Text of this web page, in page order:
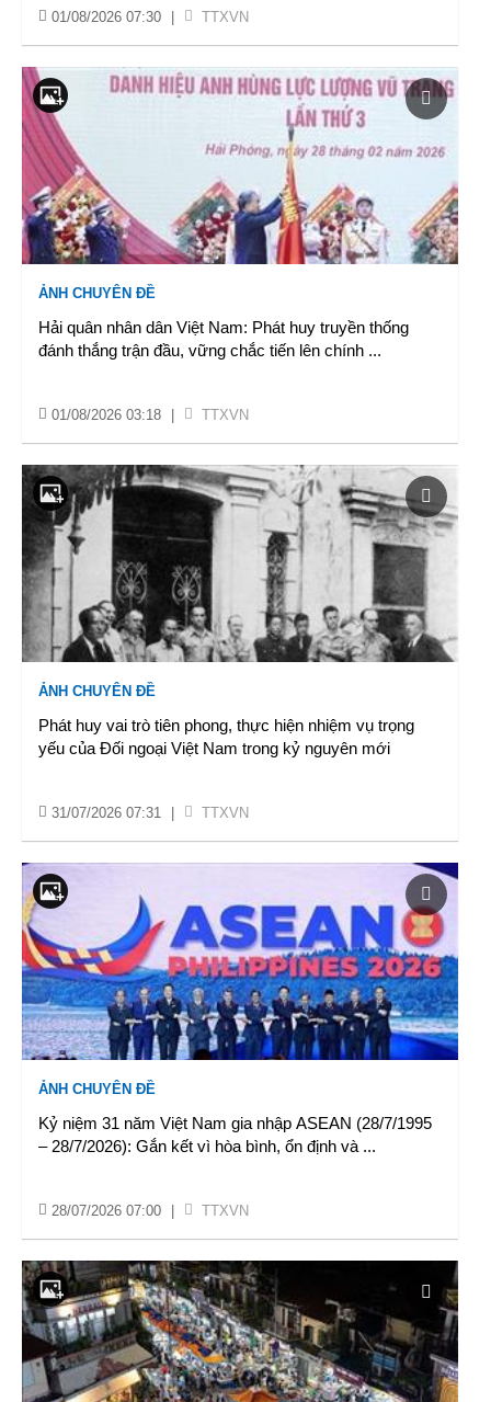
01/08/2026 07:30 TTXVN
ẢNH CHUYÊN ĐỀ
Hải quân nhân dân Việt Nam: Phát huy truyền thống
đánh thắng trận đầu, vững chắc tiến lên chính ...
01/08/2026 03:18 TTXVN
ẢNH CHUYÊN ĐỀ
Phát huy vai trò tiên phong, thực hiện nhiệm vụ trọng
yếu của Đối ngoại Việt Nam trong kỷ nguyên mới
31/07/2026 07:31 TTXVN
ẢNH CHUYÊN ĐỀ
Kỷ niệm 31 năm Việt Nam gia nhập ASEAN (28/7/1995
– 28/7/2026): Gắn kết vì hòa bình, ổn định và ...
28/07/2026 07:00 TTXVN